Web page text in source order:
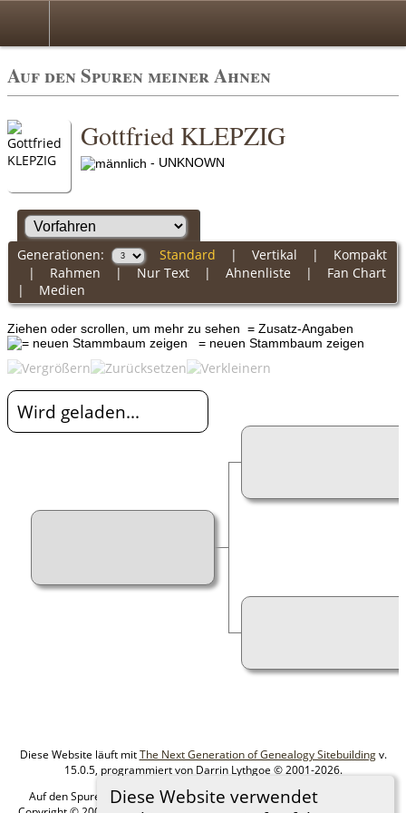
Auf den Spuren meiner Ahnen
Diese Website verwendet
Gottfried KLEPZIG
- UNKNOWN
Generationen: Standard | Vertikal | Kompakt
| Rahmen | Nur Text| Ahnenliste | Fan Chart
| Medien
Ziehen oder scrollen, um mehr zu sehen = Zusatz-Angaben
= neuen Stammbaum zeigen
Wird geladen...
Diese Website läuft mitThe Next Generation of Genealogy Sitebuildingv.
15.0.5, programmiert von Darrin Lythgoe © 2001-2026.
Auf den Spuren meiner Ahnen - erstellt und betreut vonMIchael Klein